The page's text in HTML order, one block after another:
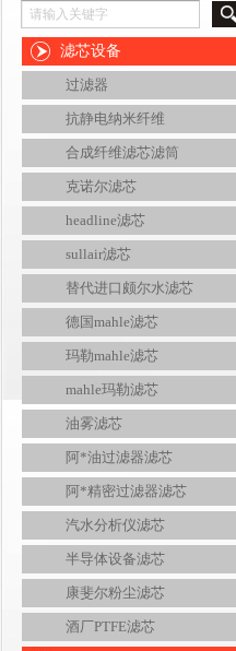
滤芯设备
过滤器
抗静电纳米纤维
合成纤维滤芯滤筒
克诺尔滤芯
headline滤芯
sullair滤芯
替代进口颇尔水滤芯
德国mahle滤芯
玛勒mahle滤芯
mahle玛勒滤芯
油雾滤芯
阿*油过滤器滤芯
阿*精密过滤器滤芯
汽水分析仪滤芯
半导体设备滤芯
康斐尔粉尘滤芯
酒厂PTFE滤芯